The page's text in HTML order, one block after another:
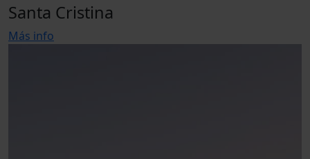
Santa Cristina
Más info